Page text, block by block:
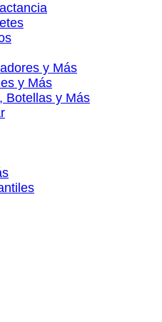
y Más
y Más
Botellas y Más